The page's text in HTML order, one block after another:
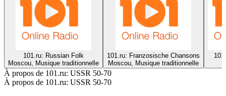
101.ru: Russian Folk
Moscou, Musique traditionnelle
101.ru: Franzosische Chansons
Moscou, Musique traditionnelle
À propos de 101.ru: USSR 50-70
À propos de 101.ru: USSR 50-70